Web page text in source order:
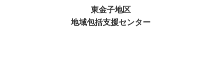
東金子地区
地域包括支援センター